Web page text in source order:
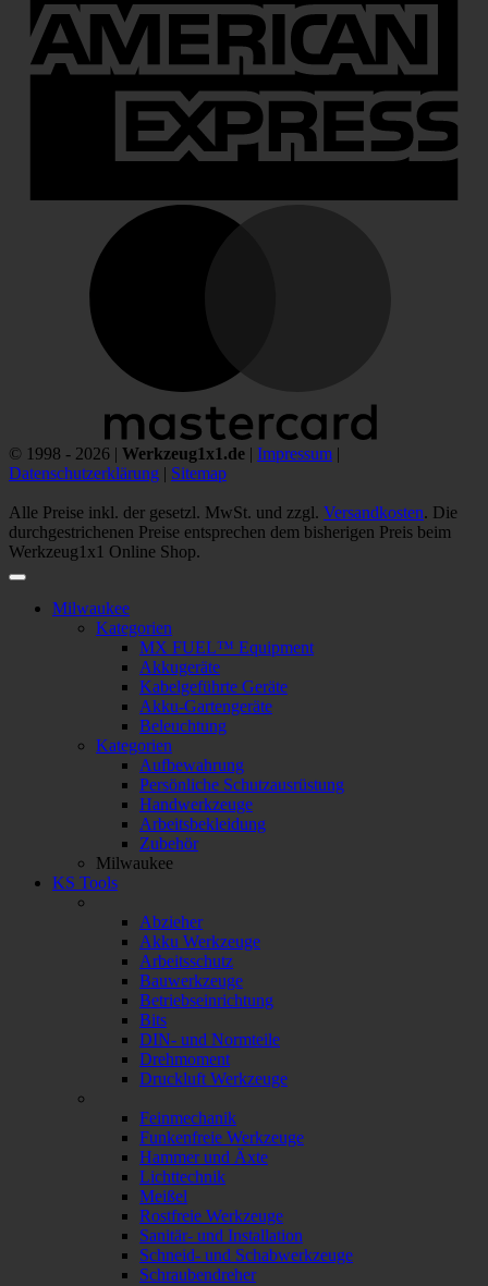
© 1998 - 2026 | Werkzeug1x1.de | Impressum |
Datenschutzerklärung | Sitemap
Alle Preise inkl. der gesetzl. MwSt. und zzgl. Versandkosten. Die
durchgestrichenen Preise entsprechen dem bisherigen Preis beim
Werkzeug1x1 Online Shop.
Milwaukee
Kategorien
MX FUEL™ Equipment
Akkugeräte
Kabelgeführte Geräte
Akku-Gartengeräte
Beleuchtung
Kategorien
Aufbewahrung
Persönliche Schutzausrüstung
Handwerkzeuge
Arbeitsbekleidung
Zubehör
Milwaukee
KS Tools
Abzieher
Akku Werkzeuge
Arbeitsschutz
Bauwerkzeuge
Betriebseinrichtung
Bits
DIN- und Normteile
Drehmoment
Druckluft Werkzeuge
Feinmechanik
Funkenfreie Werkzeuge
Hammer und Äxte
Lichttechnik
Meißel
Rostfreie Werkzeuge
Sanitär- und Installation
Schneid- und Schabwerkzeuge
Schraubendreher